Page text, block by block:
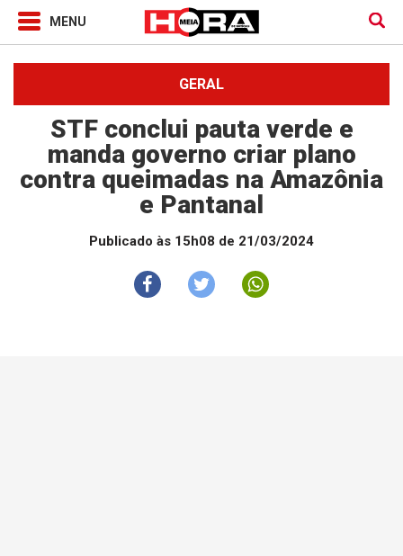
GERAL
STF conclui pauta verde e
manda governo criar plano
contra queimadas na Amazônia
e Pantanal
Publicado às 15h08 de 21/03/2024